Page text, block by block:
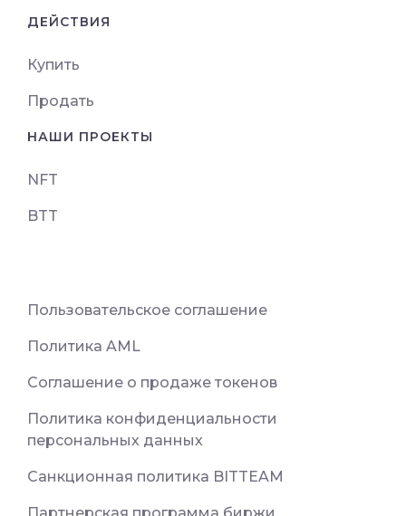
ДЕЙСТВИЯ
Купить
Продать
НАШИ ПРОЕКТЫ
NFT
BTT
Пользовательское соглашение
Политика AML
Соглашение о продаже токенов
Политика конфиденциальности
персональных данных
Санкционная политика BITTEAM